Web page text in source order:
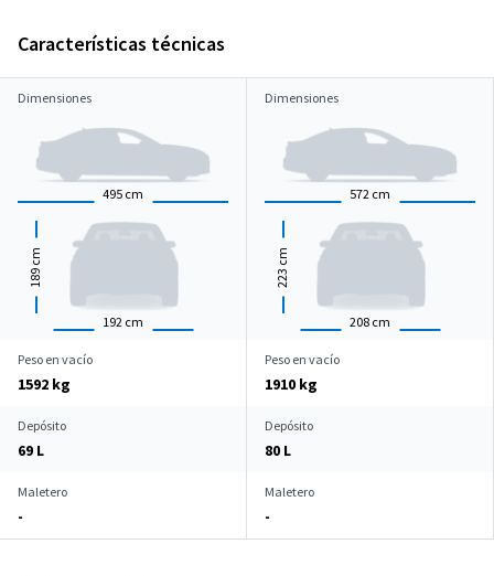
Características técnicas
Dimensiones
495 cm
192 cm
189
cm
Dimensiones
572 cm
208 cm
223
cm
Peso en vacío
1592 kg
Peso en vacío
1910 kg
Depósito
69 L
Depósito
80 L
Maletero
-
Maletero
-